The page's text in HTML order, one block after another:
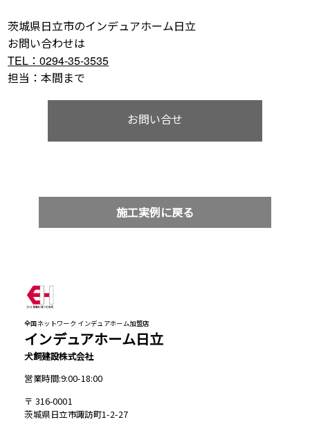
茨城県日立市のインデュアホーム日立
お問い合わせは
TEL：0294-35-3535
担当：本間まで
お問い合せ
施工実例に戻る
全国ネットワーク インデュアホーム加盟店
インデュアホーム日立
犬飼建設株式会社
営業時間:9:00-18:00
316-0001
茨城県日立市諏訪町1-2-27